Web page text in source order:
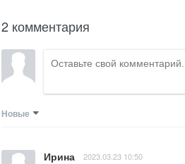
2 комментария
Новые
Ирина 2023.03.23 10:50